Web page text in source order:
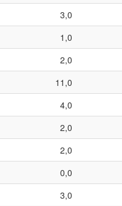
3,0
1,0
2,0
11,0
4,0
2,0
2,0
0,0
3,0